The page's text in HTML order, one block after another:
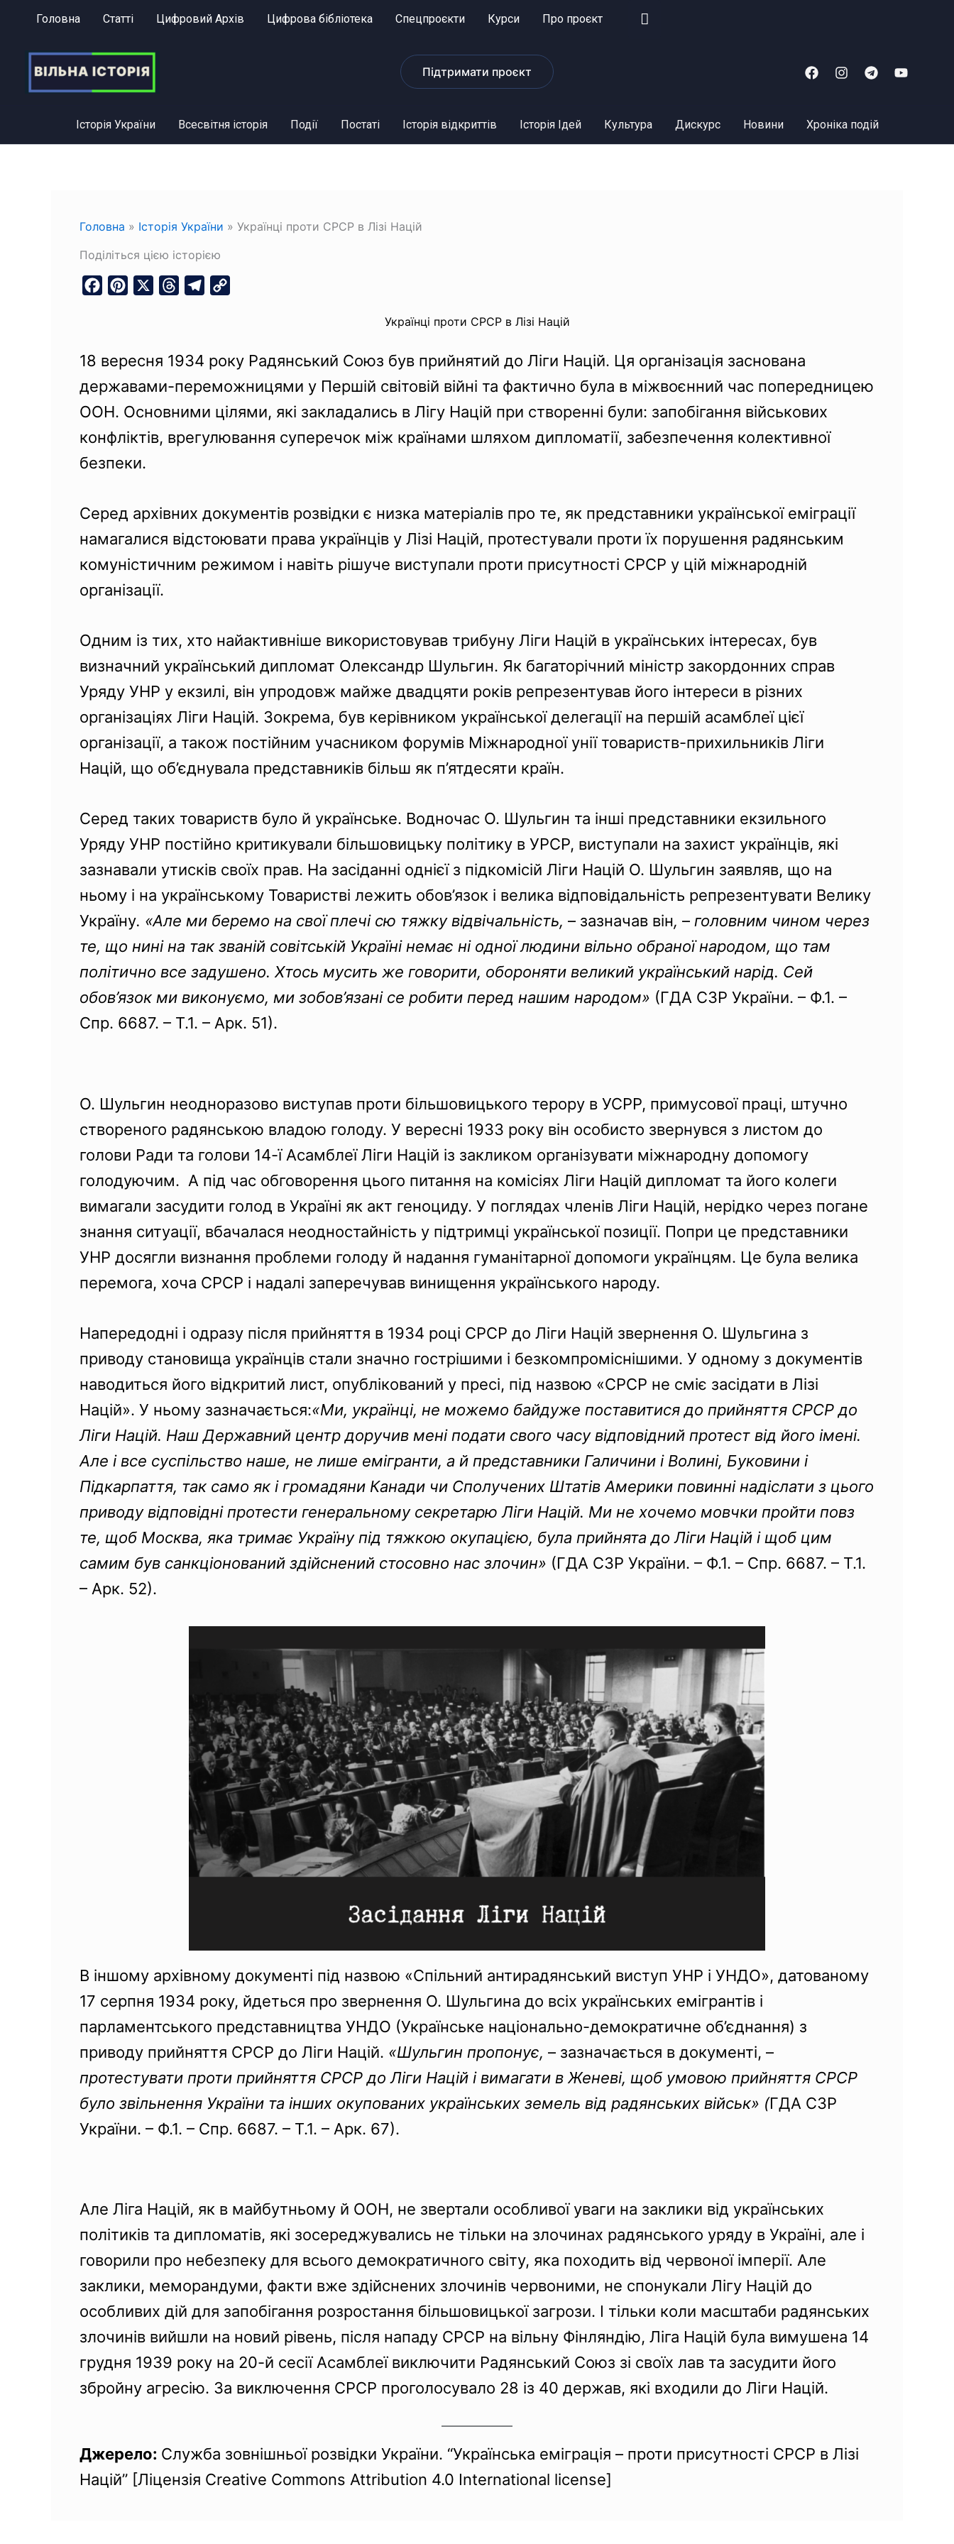
Головна Статті Цифровий Архів Цифрова бібліотека Спецпроєкти Курси Про проєкт
Підтримати проєкт
Історія України Всесвітня історія Події Постаті Історія відкриттів Історія Ідей Культура Дискурс Новини Хроніка подій
Головна » Історія України » Українці проти СРСР в Лізі Націй
Поділіться цією історією
b
o
o
e
r
e
t
a
d
g
r
L
i
Українці проти СРСР в Лізі Націй
18 вересня 1934 року Радянський Союз був прийнятий до Ліги Націй. Ця організація заснована
державами-переможницями у Першій світовій війні та фактично була в міжвоєнний час попередницею
ООН. Основними цілями, які закладались в Лігу Націй при створенні були: запобігання військових
конфліктів, врегулювання суперечок між країнами шляхом дипломатії, забезпечення колективної
безпеки.
Серед архівних документів розвідки є низка матеріалів про те, як представники української еміграції
намагалися відстоювати права українців у Лізі Націй, протестували проти їх порушення радянським
комуністичним режимом і навіть рішуче виступали проти присутності СРСР у цій міжнародній
організації.
Одним із тих, хто найактивніше використовував трибуну Ліги Націй в українських інтересах, був
визначний український дипломат Олександр Шульгин. Як багаторічний міністр закордонних справ
Уряду УНР у екзилі, він упродовж майже двадцяти років репрезентував його інтереси в різних
організаціях Ліги Націй. Зокрема, був керівником української делегації на першій асамблеї цієї
організації, а також постійним учасником форумів Міжнародної унії товариств-прихильників Ліги
Націй, що об’єднувала представників більш як п’ятдесяти країн.
Серед таких товариств було й українське. Водночас О. Шульгин та інші представники екзильного
Уряду УНР постійно критикували більшовицьку політику в УРСР, виступали на захист українців, які
зазнавали утисків своїх прав. На засіданні однієї з підкомісій Ліги Націй О. Шульгин заявляв, що на
ньому і на українському Товаристві лежить обов’язок і велика відповідальність репрезентувати Велику
Україну. «Але ми беремо на свої плечі сю тяжку відвічальність, – зазначав він, – головним чином через
те, що нині на так званій совітській Україні немає ні одної людини вільно обраної народом, що там
політично все задушено. Хтось мусить же говорити, обороняти великий український нарід. Сей
обов’язок ми виконуємо, ми зобов’язані се робити перед нашим народом» (ГДА СЗР України. – Ф.1. –
Спр. 6687. – Т.1. – Арк. 51).
О. Шульгин неодноразово виступав проти більшовицького терору в УСРР, примусової праці, штучно
створеного радянською владою голоду. У вересні 1933 року він особисто звернувся з листом до
голови Ради та голови 14-ї Асамблеї Ліги Націй із закликом організувати міжнародну допомогу
голодуючим. А під час обговорення цього питання на комісіях Ліги Націй дипломат та його колеги
вимагали засудити голод в Україні як акт геноциду. У поглядах членів Ліги Націй, нерідко через погане
знання ситуації, вбачалася неодностайність у підтримці української позиції. Попри це представники
УНР досягли визнання проблеми голоду й надання гуманітарної допомоги українцям. Це була велика
перемога, хоча СРСР і надалі заперечував винищення українського народу.
Напередодні і одразу після прийняття в 1934 році СРСР до Ліги Націй звернення О. Шульгина з
приводу становища українців стали значно гострішими і безкомпроміснішими. У одному з документів
наводиться його відкритий лист, опублікований у пресі, під назвою «СРСР не сміє засідати в Лізі
Націй». У ньому зазначається:«Ми, українці, не можемо байдуже поставитися до прийняття СРСР до
Ліги Націй. Наш Державний центр доручив мені подати свого часу відповідний протест від його імені.
Але і все суспільство наше, не лише емігранти, а й представники Галичини і Волині, Буковини і
Підкарпаття, так само як і громадяни Канади чи Сполучених Штатів Америки повинні надіслати з цього
приводу відповідні протести генеральному секретарю Ліги Націй. Ми не хочемо мовчки пройти повз
те, щоб Москва, яка тримає Україну під тяжкою окупацією, була прийнята до Ліги Націй і щоб цим
самим був санкціонований здійснений стосовно нас злочин» (ГДА СЗР України. – Ф.1. – Спр. 6687. – Т.1.
– Арк. 52).
В іншому архівному документі під назвою «Спільний антирадянський виступ УНР і УНДО», датованому
17 серпня 1934 року, йдеться про звернення О. Шульгина до всіх українських емігрантів і
парламентського представництва УНДО (Українське національно-демократичне об’єднання) з
приводу прийняття СРСР до Ліги Націй. «Шульгин пропонує, – зазначається в документі, –
протестувати проти прийняття СРСР до Ліги Націй і вимагати в Женеві, щоб умовою прийняття СРСР
було звільнення України та інших окупованих українських земель від радянських військ» (ГДА СЗР
України. – Ф.1. – Спр. 6687. – Т.1. – Арк. 67).
Але Ліга Націй, як в майбутньому й ООН, не звертали особливої уваги на заклики від українських
політиків та дипломатів, які зосереджувались не тільки на злочинах радянського уряду в Україні, але і
говорили про небезпеку для всього демократичного світу, яка походить від червоної імперії. Але
заклики, меморандуми, факти вже здійснених злочинів червоними, не спонукали Лігу Націй до
особливих дій для запобігання розростання більшовицької загрози. І тільки коли масштаби радянських
злочинів вийшли на новий рівень, після нападу СРСР на вільну Фінляндію, Ліга Націй була вимушена 14
грудня 1939 року на 20-й сесії Асамблеї виключити Радянський Союз зі своїх лав та засудити його
збройну агресію. За виключення СРСР проголосувало 28 із 40 держав, які входили до Ліги Націй.
Джерело: Служба зовнішньої розвідки України. “Українська еміграція – проти присутності СРСР в Лізі
Націй” [Ліцензія Creative Commons Attribution 4.0 International license]